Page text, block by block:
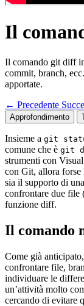
Il
Il comando git diff
commit, branch,
apportate.
← Precedente
Approfondimento
Insieme a git
comune che è git
strumenti con
con Git, allora forse
sia il supporto di
confrontare due file
funzione diff.
Il comando
Come già anticipato,
confrontare file,
individuare le
un’attività molto
cercando di evitare